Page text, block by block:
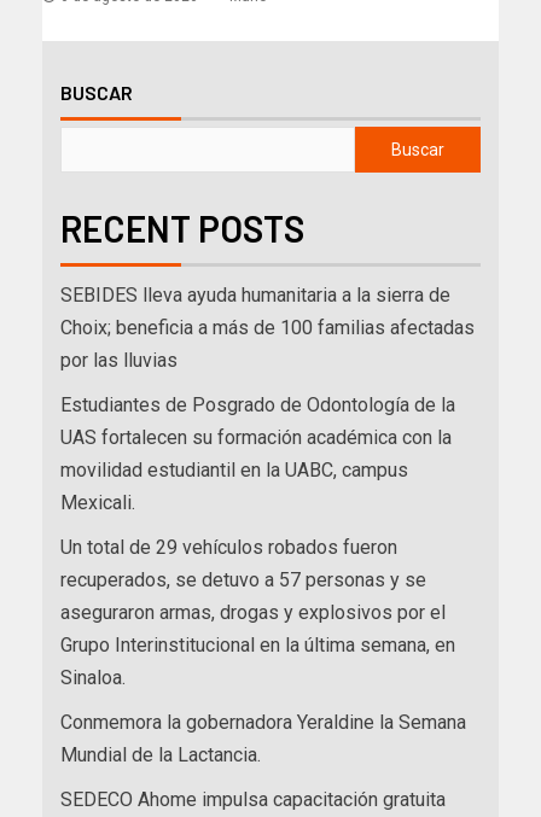
BUSCAR
Buscar
RECENT POSTS
SEBIDES lleva ayuda humanitaria a la sierra de
Choix; beneficia a más de 100 familias afectadas
por las lluvias
Estudiantes de Posgrado de Odontología de la
UAS fortalecen su formación académica con la
movilidad estudiantil en la UABC, campus
Mexicali.
Un total de 29 vehículos robados fueron
recuperados, se detuvo a 57 personas y se
aseguraron armas, drogas y explosivos por el
Grupo Interinstitucional en la última semana, en
Sinaloa.
Conmemora la gobernadora Yeraldine la Semana
Mundial de la Lactancia.
SEDECO Ahome impulsa capacitación gratuita